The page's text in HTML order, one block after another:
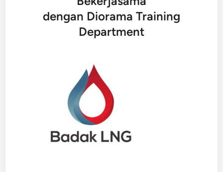
dengan Diorama Training
Department